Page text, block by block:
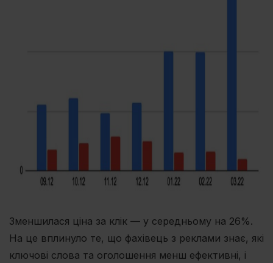
Зменшилася ціна за клік — у середньому на 26%.
На це вплинуло те, що фахівець з реклами знає, які
ключові слова та оголошення менш ефективні, і